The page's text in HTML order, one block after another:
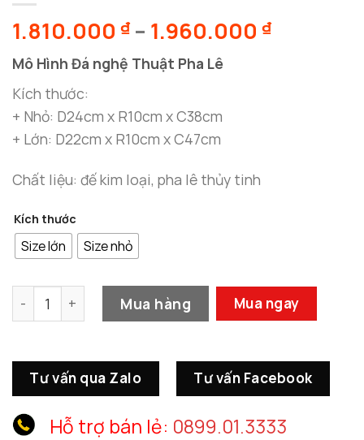
1.810.000 ₫ – 1.960.000 ₫Khoảng
Mô Hình Đá nghệ Thuật Pha Lê
Kích thước:
+ Nhỏ: D24cm x R10cm x C38cm
+ Lớn: D22cm x R10cm x C47cm
Chất liệu: đế kim loại, pha lê thủy tinh
Kích thước
Size lớn Size nhỏ
Mô Hình Đá nghệ Thuật Pha Lê số lượng
Mua hàng Mua ngay
Tư vấn qua Zalo Tư vấn Facebook
Hỗ trợ bán lẻ: 0899.01.3333